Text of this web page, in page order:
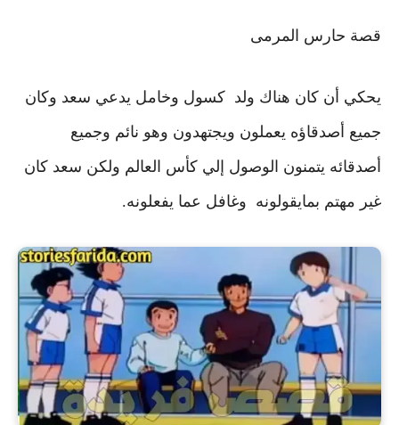
قصة حارس المرمى
يحكي أن كان هناك ولد كسول وخامل يدعي سعد وكان
جميع أصدقاؤه يعملون ويجتهدون وهو نائم وجميع
أصدقائه يتمنون الوصول إلي كأس العالم ولكن سعد كان
غير مهتم بمايقولونه وغافل عما يفعلونه.